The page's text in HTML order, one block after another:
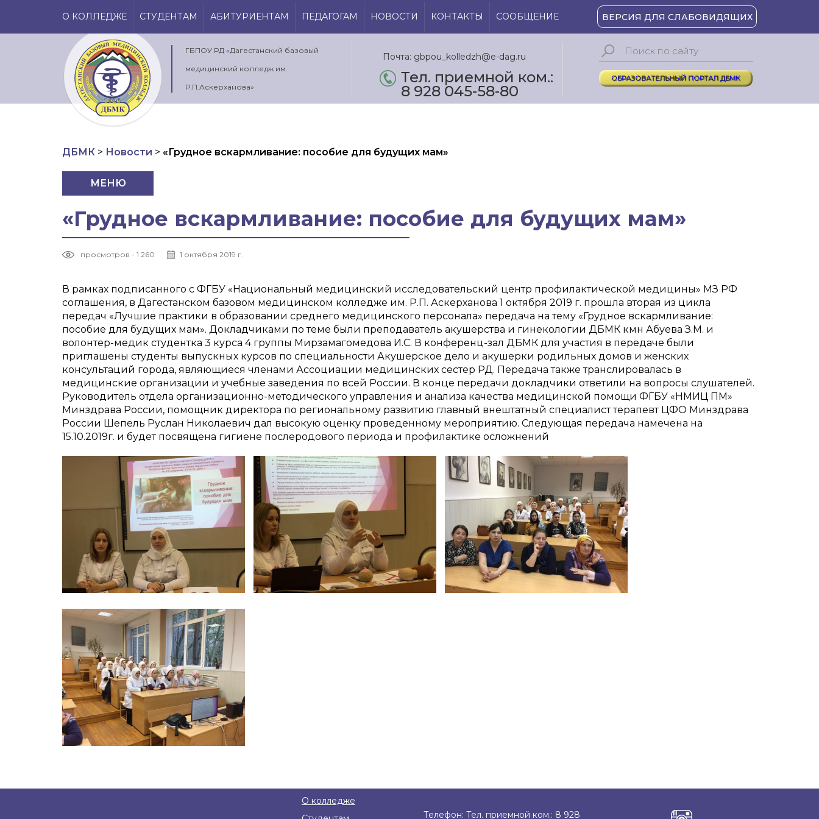
О КОЛЛЕДЖЕ СТУДЕНТАМ АБИТУРИЕНТАМ ПЕДАГОГАМ НОВОСТИ КОНТАКТЫ СООБЩЕНИЕ ВЕРСИЯ ДЛЯ СЛАБОВИДЯЩИХ
ГБПОУ РД «Дагестанский базовый
медицинский колледж им.
Р.П.Аскерханова»
Почта: gbpou_kolledzh@e-dag.ru
Тел. приемной ком.:
8 928 045-58-80
ОБРАЗОВАТЕЛЬНЫЙ ПОРТАЛ ДБМК
ДБМК > Новости > «Грудное вскармливание: пособие для будущих мам»
МЕНЮ
«Грудное вскармливание: пособие для будущих мам»
просмотров - 1 260 1 октября 2019 г.
В рамках подписанного с ФГБУ «Национальный медицинский исследовательский центр профилактической медицины» МЗ РФ
соглашения, в Дагестанском базовом медицинском колледже им. Р.П. Аскерханова 1 октября 2019 г. прошла вторая из цикла
передач «Лучшие практики в образовании среднего медицинского персонала» передача на тему «Грудное вскармливание:
пособие для будущих мам». Докладчиками по теме были преподаватель акушерства и гинекологии ДБМК кмн Абуева З.М. и
волонтер-медик студентка 3 курса 4 группы Мирзамагомедова И.С. В конференц-зал ДБМК для участия в передаче были
приглашены студенты выпускных курсов по специальности Акушерское дело и акушерки родильных домов и женских
консультаций города, являющиеся членами Ассоциации медицинских сестер РД. Передача также транслировалась в
медицинские организации и учебные заведения по всей России. В конце передачи докладчики ответили на вопросы слушателей.
Руководитель отдела организационно-методического управления и анализа качества медицинской помощи ФГБУ «НМИЦ ПМ»
Минздрава России, помощник директора по региональному развитию главный внештатный специалист терапевт ЦФО Минздрава
России Шепель Руслан Николаевич дал высокую оценку проведенному мероприятию. Следующая передача намечена на
15.10.2019г. и будет посвящена гигиене послеродового периода и профилактике осложнений
О колледже
Телефон: Тел. приемной ком.: 8 928